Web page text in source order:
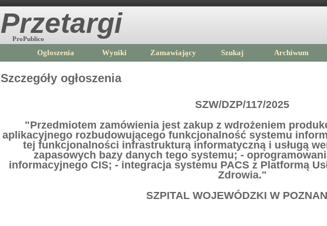
Przetargi
ProPublico
Ogłoszenia Wyniki Zamawiający Szukaj Archiwum
Szczegóły ogłoszenia
SZW/DZP/117/2025
"Przedmiotem zamówienia jest zakup z wdrożeniem
aplikacyjnego rozbudowującego funkcjonalność systemu
tej funkcjonalności infrastrukturą informatyczną i usługą
zapasowych bazy danych tego systemu; -
informacyjnego CIS; - integracja systemu PACS z Platformą
Zdrowia."
SZPITAL WOJEWÓDZKI W